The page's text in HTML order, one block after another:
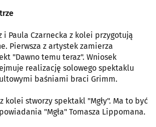
i Paula Czarnecka z kolei przygotują
Pierwsza z artystek zamierza
"Dawno temu teraz". Wniosek
realizację solowego spektaklu
baśniami braci Grimm.
kolei stworzy spektakl "Mgły". Ma to być
"Mgła" Tomasza Lippomana.